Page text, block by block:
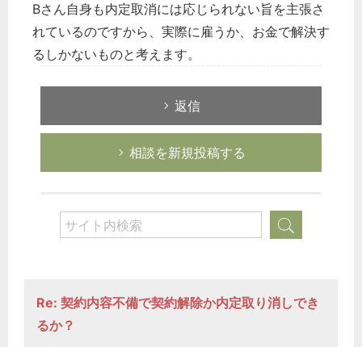
Bさん自身も内定取消には応じられない旨を主張さ
れているのですから、実際に雇うか、お金で解決す
るしかないものと考えます。
返信
相談を新規投稿する
Re: 契約内容不備で契約解除か内定取り消しでき
るか？
どのカテゴリーに投稿しますか？
税務経理